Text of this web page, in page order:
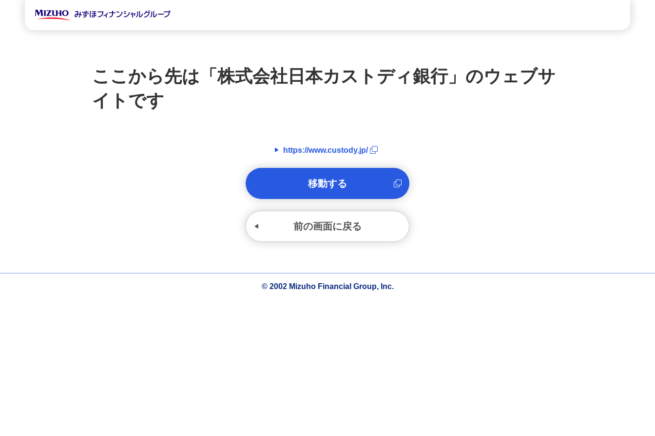
ここから先は「株式会社日本カストディ銀行」のウェブサ
イトです
https://www.custody.jp/
移動する
前の画面に戻る
© 2002 Mizuho Financial Group, Inc.